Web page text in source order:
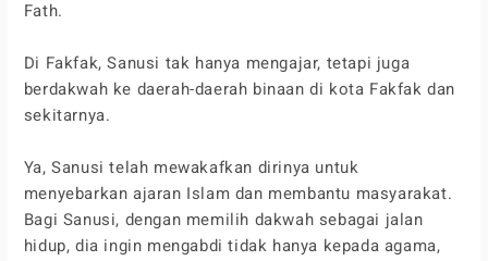
Fath.
Di Fakfak, Sanusi tak hanya mengajar, tetapi juga
berdakwah ke daerah-daerah binaan di kota Fakfak dan
sekitarnya.
Ya, Sanusi telah mewakafkan dirinya untuk
menyebarkan ajaran Islam dan membantu masyarakat.
Bagi Sanusi, dengan memilih dakwah sebagai jalan
hidup, dia ingin mengabdi tidak hanya kepada agama,